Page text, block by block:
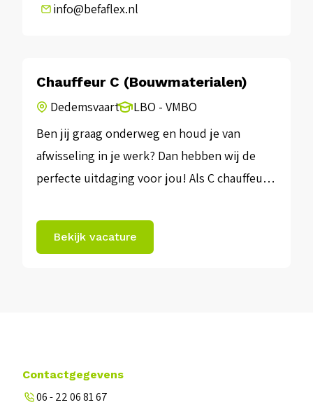
info@befaflex.nl
Chauffeur C (Bouwmaterialen)
Dedemsvaart
LBO - VMBO
Ben jij graag onderweg en houd je van
afwisseling in je werk? Dan hebben wij de
perfecte uitdaging voor jou! Als C chauffeur
onmisbare schakel in ons logistieke proces.
Met jouw inzet zorg je ervoor dat onze
Bekijk vacature
Contactgegevens
06 - 22 06 81 67